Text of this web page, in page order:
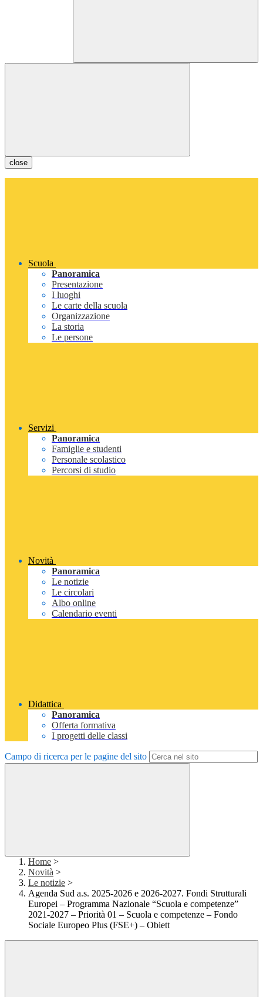
close
Scuola
Panoramica
Presentazione
I luoghi
Le carte della scuola
Organizzazione
La storia
Le persone
Servizi
Panoramica
Famiglie e studenti
Personale scolastico
Percorsi di studio
Novità
Panoramica
Le notizie
Le circolari
Albo online
Calendario eventi
Didattica
Panoramica
Offerta formativa
I progetti delle classi
Campo di ricerca per le pagine del sito
Home >
Novità >
Le notizie >
Agenda Sud a.s. 2025-2026 e 2026-2027. Fondi Strutturali
Europei – Programma Nazionale “Scuola e competenze”
2021-2027 – Priorità 01 – Scuola e competenze – Fondo
Sociale Europeo Plus (FSE+) – Obiett